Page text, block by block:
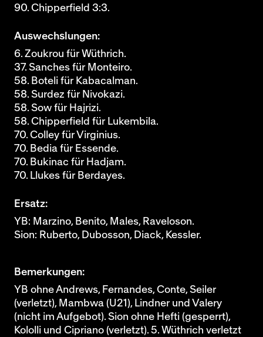
90. Chipperfield 3:3.
Auswechslungen:
6. Zoukrou für Wüthrich.
37. Sanches für Monteiro.
58. Boteli für Kabacalman.
58. Surdez für Nivokazi.
58. Sow für Hajrizi.
58. Chipperfield für Lukembila.
70. Colley für Virginius.
70. Bedia für Essende.
70. Bukinac für Hadjam.
70. Llukes für Berdayes.
Ersatz:
YB: Marzino, Benito, Males, Raveloson.
Sion: Ruberto, Dubosson, Diack, Kessler.
Bemerkungen:
YB ohne Andrews, Fernandes, Conte, Seiler
(verletzt), Mambwa (U21), Lindner und Valery
(nicht im Aufgebot). Sion ohne Hefti (gesperrt),
Kololli und Cipriano (verletzt). 5. Wüthrich verletzt